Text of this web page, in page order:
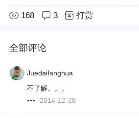
168 3 打赏
全部评论
Juedaifanghua
不了解。。。
2014-12-28